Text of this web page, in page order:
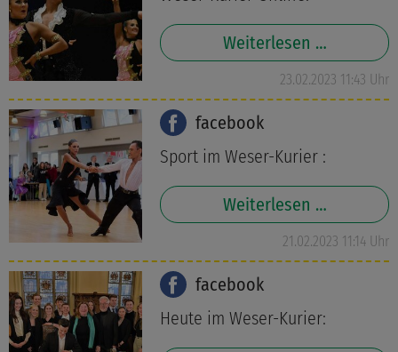
Weiterlesen …
23.02.2023 11:43 Uhr
facebook
Sport im Weser-Kurier :
Weiterlesen …
21.02.2023 11:14 Uhr
facebook
Heute im Weser-Kurier: